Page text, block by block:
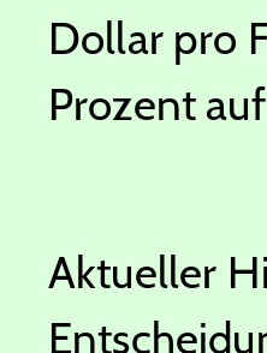
Dollar pro
Prozent
Aktueller